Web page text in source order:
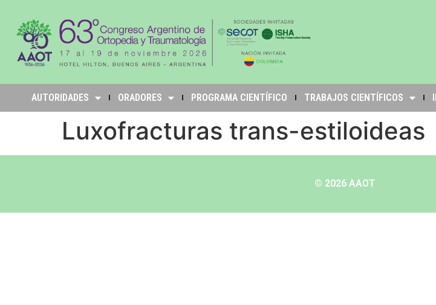
AUTORIDADES ORADORES PROGRAMA CIENTÍFICO TRABAJOS CIENTÍFICOS
Luxofracturas trans-estiloideas
© 2026 AAOT